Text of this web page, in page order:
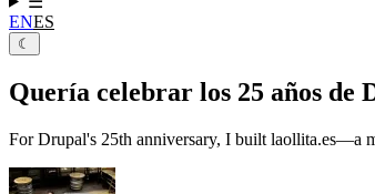
ENES
☾
Quería celebrar los 25 años de
For Drupal's 25th anniversary, I built laollita.es—a